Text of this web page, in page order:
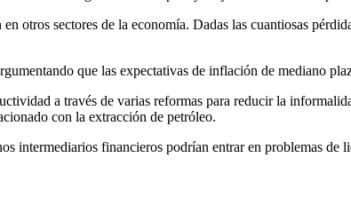
otros sectores de la economía. Dadas las cuantiosas
que las expectativas de inflación de mediano
a través de varias reformas para reducir la
con la extracción de petróleo.
intermediarios financieros podrían entrar en problemas de